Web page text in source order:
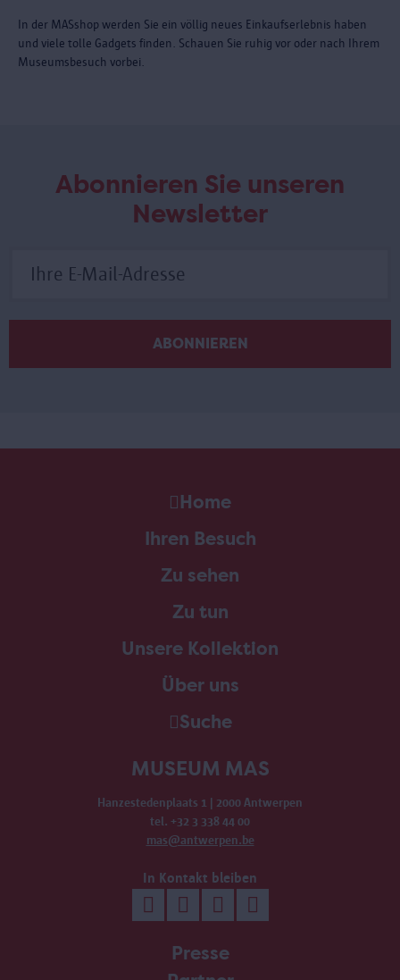
In der MASshop werden Sie ein völlig neues Einkaufserlebnis haben
und viele tolle Gadgets finden. Schauen Sie ruhig vor oder nach Ihrem
Museumsbesuch vorbei.
Abonnieren Sie unseren
Newsletter
Home
Ihren Besuch
Zu sehen
Zu tun
Unsere Kollektion
Über uns
Suche
MUSEUM MAS
Hanzestedenplaats 1 | 2000 Antwerpen
tel. +32 3 338 44 00
mas@antwerpen.be
In Kontakt bleiben
Presse